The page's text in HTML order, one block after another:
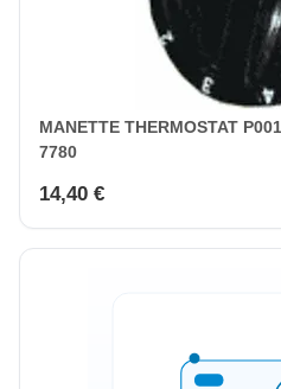
MANETTE THERMOSTAT
7780
14,40 €